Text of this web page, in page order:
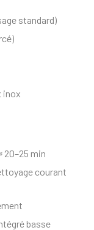
standard)
inox
20–25 min
courant
basse